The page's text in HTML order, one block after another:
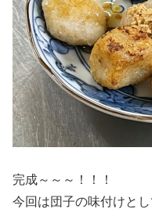
完成～～～！！！
今回は団子の味付けと